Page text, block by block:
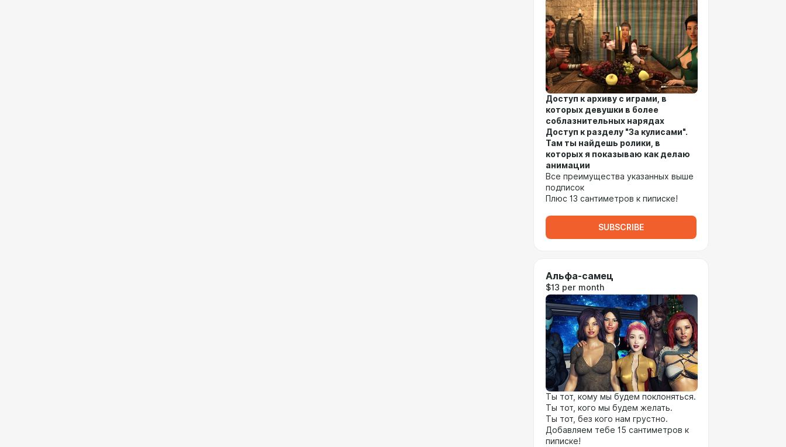
Доступ к архиву с играми, в
которых девушки в более
соблазнительных нарядах
Доступ к разделу "За кулисами".
Там ты найдешь ролики, в
которых я показываю как делаю
анимации
Все преимущества указанных выше
подписок
Плюс 13 сантиметров к пиписке!
SUBSCRIBE
Альфа-самец
$13 per month
Ты тот, кому мы будем поклоняться.
Ты тот, кого мы будем желать.
Ты тот, без кого нам грустно.
Добавляем тебе 15 сантиметров к
пиписке!